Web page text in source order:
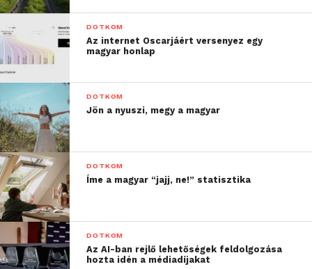
DOTKOM
Az internet Oscarjáért versenyez egy
magyar honlap
DOTKOM
Jön a nyuszi, megy a magyar
DOTKOM
Íme a magyar “jajj, ne!” statisztika
DOTKOM
Az AI-ban rejlő lehetőségek feldolgozása
hozta idén a médiadíjakat